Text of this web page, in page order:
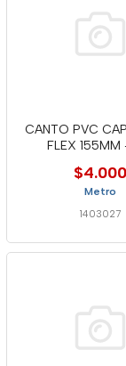
CANTO PVC
FLEX 155MM
$4.000
Metro
1403027